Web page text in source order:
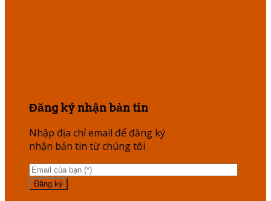
Đăng ký nhận bản tin
Nhập địa chỉ email để đăng ký
nhận bản tin từ chúng tôi